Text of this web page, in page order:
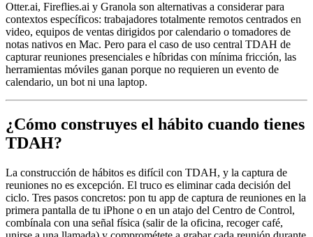
Otter.ai, Fireflies.ai y Granola son alternativas a considerar para
contextos específicos: trabajadores totalmente remotos centrados en
video, equipos de ventas dirigidos por calendario o tomadores de
notas nativos en Mac. Pero para el caso de uso central TDAH de
capturar reuniones presenciales e híbridas con mínima fricción, las
herramientas móviles ganan porque no requieren un evento de
calendario, un bot ni una laptop.
¿Cómo construyes el hábito cuando tienes
TDAH?
La construcción de hábitos es difícil con TDAH, y la captura de
reuniones no es excepción. El truco es eliminar cada decisión del
ciclo. Tres pasos concretos: pon tu app de captura de reuniones en la
primera pantalla de tu iPhone o en un atajo del Centro de Control,
combínala con una señal física (salir de la oficina, recoger café,